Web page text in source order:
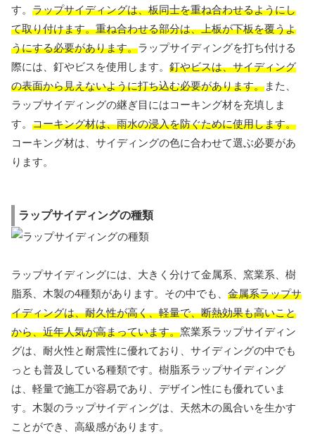
す。 ラップサイディングは、板同士を重ね合わせるようにし
て取り付けます。重ね合わせる部分は、上板が下板を覆うよ
うにする必要があります。ラップサイディングを打ち付ける
際には、釘やビスを使用します。 釘やビスは、サイディング
の表面から見えないように打ち込む必要があります。また、
ラップサイディングの継ぎ目にはコーキング材を充填しま
す。 コーキング材は、雨水の浸入を防ぐために使用します。
コーキング材は、サイディングの色に合わせて選ぶ必要があ
ります。
ラップサイディングの種類
ラップサイディングには、大きく分けて金属系、窯業系、樹
脂系、木製の4種類があります。その中でも、 金属系ラップサ
イディングは、耐久性が高く、軽量で、断熱効果も高いこと
から、近年人気が高まっています。窯業系ラップサイディン
グは、耐火性と耐震性に優れており、サイディングの中でも
っとも普及している種類です。樹脂系ラップサイディング
は、軽量で施工が容易であり、デザイン性にも優れていま
す。木製のラップサイディングは、天然木の風合いを生かす
ことができ、高級感があります。